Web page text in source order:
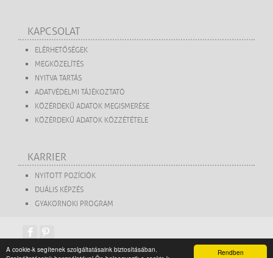
Rendben
A cookie-k segítenek szolgáltatásaink biztosításában.
KAPCSOLAT
ELÉRHETŐSÉGEK
MEGKÖZELÍTÉS
NYITVA TARTÁS
ADATVÉDELMI TÁJÉKOZTATÓ
KÖZÉRDEKŰ ADATOK MEGISMERÉSE
KÖZÉRDEKŰ ADATOK KÖZZÉTÉTELE
KARRIER
NYITOTT POZÍCIÓK
DUÁLIS KÉPZÉS
GYAKORNOKI PROGRAM